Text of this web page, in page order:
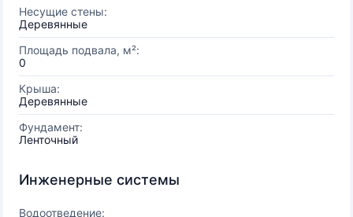
Несущие стены:
Деревянные
Площадь подвала, м²:
0
Крыша:
Деревянные
Фундамент:
Ленточный
Инженерные системы
Водоотведение: